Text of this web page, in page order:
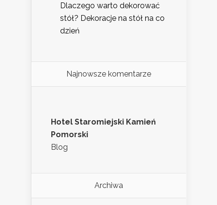
Dlaczego warto dekorować
stół? Dekoracje na stół na co
dzień
Najnowsze komentarze
Hotel Staromiejski Kamień
Pomorski
Blog
Archiwa